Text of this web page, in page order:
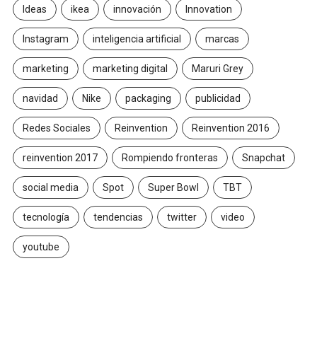
Ideas ikea innovación Innovation
Instagram inteligencia artificial marcas
marketing marketing digital Maruri Grey
navidad Nike packaging publicidad
Redes Sociales Reinvention Reinvention 2016
reinvention 2017 Rompiendo fronteras Snapchat
social media Spot Super Bowl TBT
tecnología tendencias twitter video
youtube